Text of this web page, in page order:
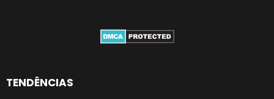
TENDÊNCIAS